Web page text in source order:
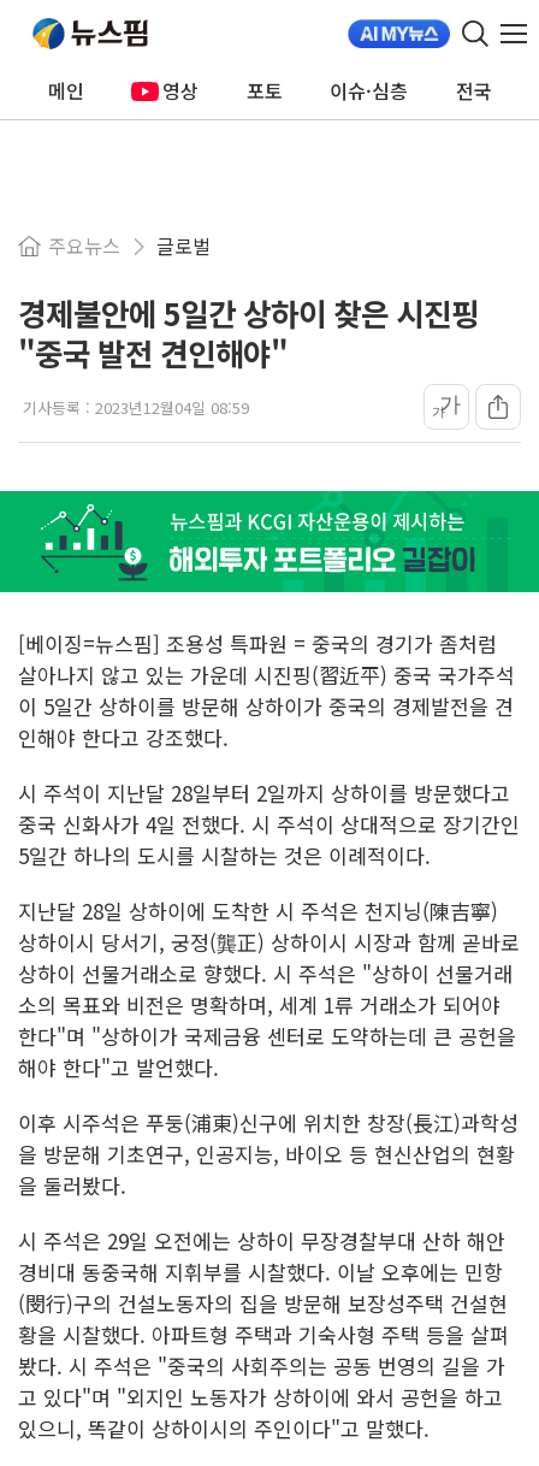
메인 영상 포토 이슈·심층 전국
주요뉴스 글로벌
경제불안에 5일간 상하이 찾은 시진핑
"중국 발전 견인해야"
기사등록 : 2023년12월04일 08:59 가가
[베이징=뉴스핌] 조용성 특파원 = 중국의 경기가 좀처럼
살아나지 않고 있는 가운데 시진핑(習近平) 중국 국가주석
이 5일간 상하이를 방문해 상하이가 중국의 경제발전을 견
인해야 한다고 강조했다.
시 주석이 지난달 28일부터 2일까지 상하이를 방문했다고
중국 신화사가 4일 전했다. 시 주석이 상대적으로 장기간인
5일간 하나의 도시를 시찰하는 것은 이례적이다.
지난달 28일 상하이에 도착한 시 주석은 천지닝(陳吉寧)
상하이시 당서기, 궁정(龔正) 상하이시 시장과 함께 곧바로
상하이 선물거래소로 향했다. 시 주석은 "상하이 선물거래
소의 목표와 비전은 명확하며, 세계 1류 거래소가 되어야
한다"며 "상하이가 국제금융 센터로 도약하는데 큰 공헌을
해야 한다"고 발언했다.
이후 시주석은 푸둥(浦東)신구에 위치한 창장(長江)과학성
을 방문해 기초연구, 인공지능, 바이오 등 현신산업의 현황
을 둘러봤다.
시 주석은 29일 오전에는 상하이 무장경찰부대 산하 해안
경비대 동중국해 지휘부를 시찰했다. 이날 오후에는 민항
(閔行)구의 건설노동자의 집을 방문해 보장성주택 건설현
황을 시찰했다. 아파트형 주택과 기숙사형 주택 등을 살펴
봤다. 시 주석은 "중국의 사회주의는 공동 번영의 길을 가
고 있다"며 "외지인 노동자가 상하이에 와서 공헌을 하고
있으니, 똑같이 상하이시의 주인이다"고 말했다.